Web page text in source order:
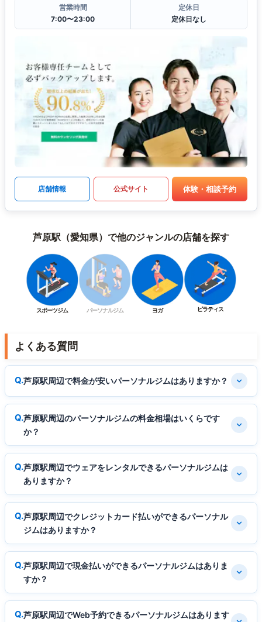
営業時間
7:00〜23:00
定休日
定休日なし
店舗情報 公式サイト 体験・相談予約
芦原駅（愛知県）で他のジャンルの店舗を探す
スポーツジム パーソナルジム ヨガ ピラティス
よくある質問
芦原駅周辺で料金が安いパーソナルジムはありますか？
芦原駅周辺のパーソナルジムの料金相場はいくらです
か？
芦原駅周辺でウェアをレンタルできるパーソナルジムは
ありますか？
芦原駅周辺でクレジットカード払いができるパーソナル
ジムはありますか？
芦原駅周辺で現金払いができるパーソナルジムはありま
すか？
芦原駅周辺でWeb予約できるパーソナルジムはあります